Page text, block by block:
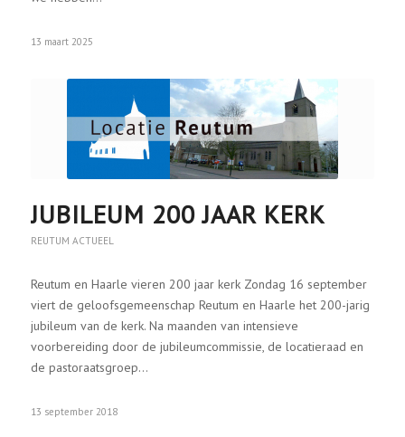
13 maart 2025
JUBILEUM 200 JAAR KERK
REUTUM ACTUEEL
Reutum en Haarle vieren 200 jaar kerk Zondag 16 september
viert de geloofsgemeenschap Reutum en Haarle het 200-jarig
jubileum van de kerk. Na maanden van intensieve
voorbereiding door de jubileumcommissie, de locatieraad en
de pastoraatsgroep…
13 september 2018